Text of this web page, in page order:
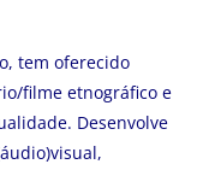
tem oferecido
filme etnográfico e
Desenvolve
,